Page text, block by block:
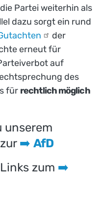
Partei weiterhin als
dazu sorgt ein rund
der
erneut für
auf
des
für rechtlich möglich
unserem
➡️ AfD
zum ➡️